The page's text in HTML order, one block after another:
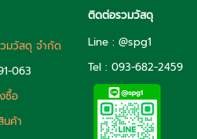
ติดต่อรวมวัสดุ
มวัสดุ จำกัด
063
ซื้อ
นค้า
Line : @spg1
Tel : 093-682-2459